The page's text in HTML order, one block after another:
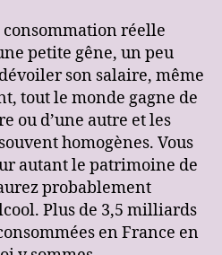
consommation réelle
petite gêne, un peu
son salaire, même
tout le monde gagne de
ou d’une autre et les
homogènes. Vous
autant le patrimoine de
probablement
Plus de 3,5 milliards
en France en